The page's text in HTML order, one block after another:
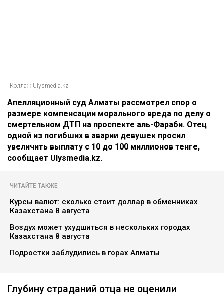
Отец погибшей в ДТП на аль-
Фараби потребовал с Александра
Пака 100 миллионов
Динара Бекболаева 07.08.2026, 14:27
Апелляционный суд Алматы рассмотрел спор о